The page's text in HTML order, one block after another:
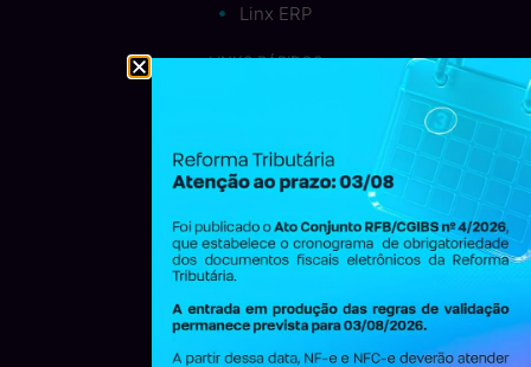
Linx ERP
LINKS RÁPIDOS
Contato
Blog
Materiais Ricos
LINKS ÚTEIS
Cookies
Privacidade